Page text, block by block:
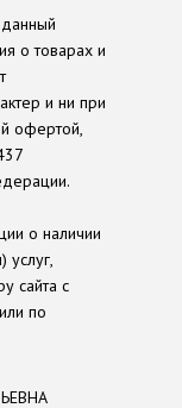
о товарах и
и ни при
офертой,
о наличии
услуг,
сайта с
по